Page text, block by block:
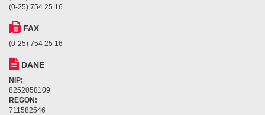
(0-25) 754 25 16
FAX
(0-25) 754 25 16
DANE
NIP:
8252058109
REGON:
711582546